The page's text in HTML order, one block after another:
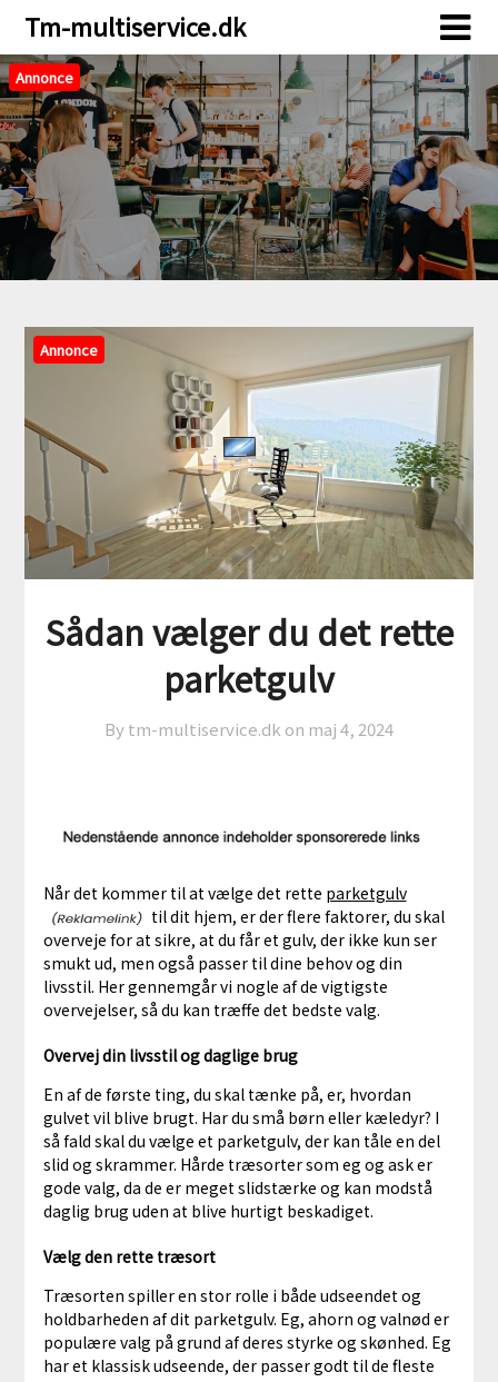
Skip
content
Skip
content
Tm-multiservice.dk
Annonce
Annonce
Sådan vælger du det rette
parketgulv
By tm-multiservice.dk on maj 4, 2024
Når det kommer til at vælge det rette parketgulv
til dit hjem, er der flere faktorer, du skal
overveje for at sikre, at du får et gulv, der ikke kun ser
smukt ud, men også passer til dine behov og din
livsstil. Her gennemgår vi nogle af de vigtigste
overvejelser, så du kan træffe det bedste valg.
Overvej din livsstil og daglige brug
En af de første ting, du skal tænke på, er, hvordan
gulvet vil blive brugt. Har du små børn eller kæledyr? I
så fald skal du vælge et parketgulv, der kan tåle en del
slid og skrammer. Hårde træsorter som eg og ask er
gode valg, da de er meget slidstærke og kan modstå
daglig brug uden at blive hurtigt beskadiget.
Vælg den rette træsort
Træsorten spiller en stor rolle i både udseendet og
holdbarheden af dit parketgulv. Eg, ahorn og valnød er
populære valg på grund af deres styrke og skønhed. Eg
har et klassisk udseende, der passer godt til de fleste